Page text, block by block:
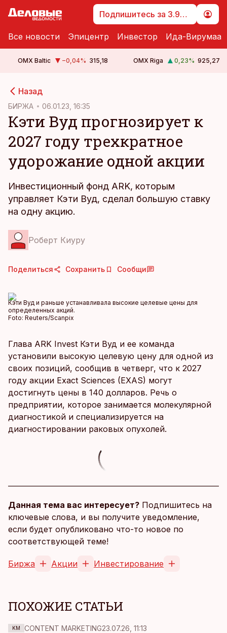
Подпишитесь за 3.99 €
Все новости Эпицентр Инвестор Ида-Вирумаа
OMX Baltic −0,04% 315,18 OMX Riga 0,23% 925,27
Назад
БИРЖА 06.01.23, 16:35
Кэти Вуд прогнозирует к
2027 году трехкратное
удорожание одной акции
Инвестиционный фонд ARK, которым
управляет Кэти Вуд, сделал большую ставку
на одну акцию.
Роберт Киуру
Поделиться Сохранить Сообщи
Кэти Вуд и раньше устанавливала высокие целевые цены для
определенных акций.
Foto: Reuters/Scanpix
Глава ARK Invest Кэти Вуд и ее команда
установили высокую целевую цену для одной из
своих позиций, сообщив в четверг, что к 2027
году акции Exact Sciences (EXAS) могут
достигнуть цены в 140 долларов. Речь о
предприятии, которое занимается молекулярной
диагностикой и специализируется на
диагностировании раковых опухолей.
Данная тема вас интересует? Подпишитесь на
ключевые слова, и вы получите уведомление,
если будет опубликовано что-то новое по
соответствующей теме!
Биржа Акции Инвестирование
ПОХОЖИЕ СТАТЬИ
KM CONTENT MARKETING23.07.26, 11:13